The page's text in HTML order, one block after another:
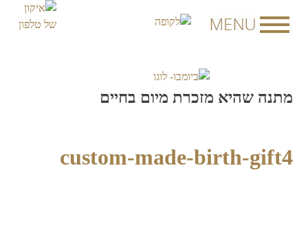
to
מתנה שהיא מזכרת מיום בחיים
custom-made-birth-gift4